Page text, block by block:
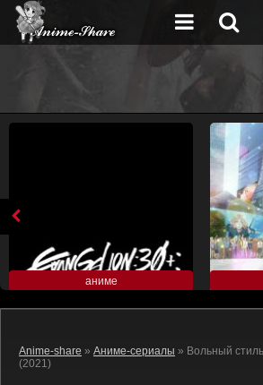
аниме
Anime-share » Аниме-сериалы » Вольный стиль! Последний гребок
(2021)